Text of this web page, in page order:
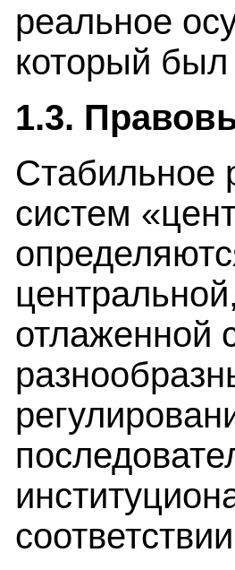
реальное
который
1.3.
Стабильное
систем
отлаженной